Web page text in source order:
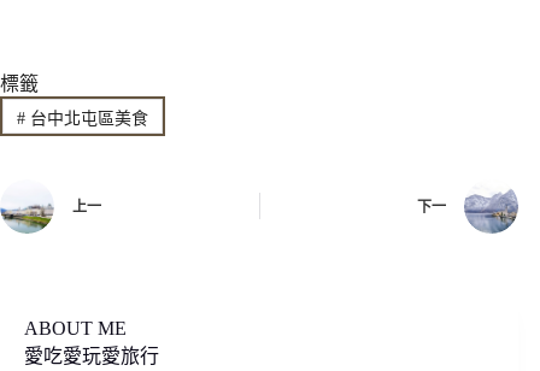
e e
b
y
L
標籤
#台中北屯區美食
上一 下一
ABOUT ME
愛吃愛玩愛旅行